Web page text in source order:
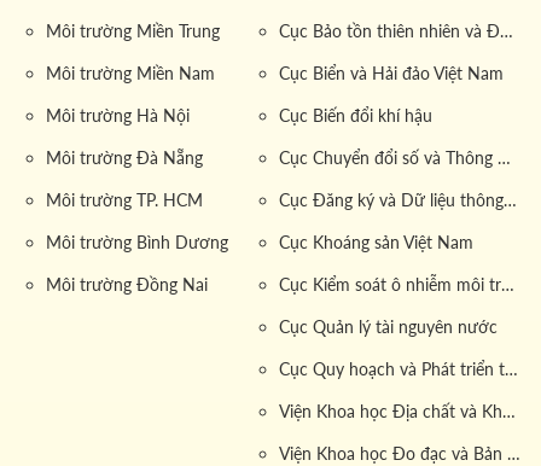
Môi trường Miền Trung
Môi trường Miền Nam
Môi trường Hà Nội
Môi trường Đà Nẵng
Môi trường TP. HCM
Môi trường Bình Dương
Môi trường Đồng Nai
Cục Bảo tồn thiên nhiên và Đa dạng sinh học
Cục Biển và Hải đảo Việt Nam
Cục Biến đổi khí hậu
Cục Chuyển đổi số và Thông tin dữ liệu tài nguyên môi trường
Cục Đăng ký và Dữ liệu thông tin đất đai
Cục Khoáng sản Việt Nam
Cục Kiểm soát ô nhiễm môi trường
Cục Quản lý tài nguyên nước
Cục Quy hoạch và Phát triển tài nguyên đất
Viện Khoa học Địa chất và Khoáng sản
Viện Khoa học Đo đạc và Bản đồ